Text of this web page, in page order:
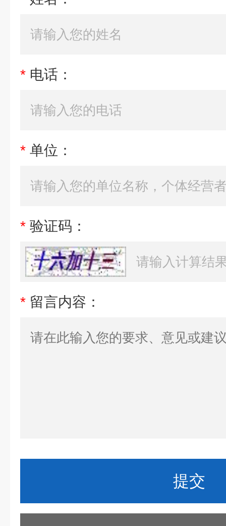
* 电话：
* 单位：
* 验证码：
* 留言内容：